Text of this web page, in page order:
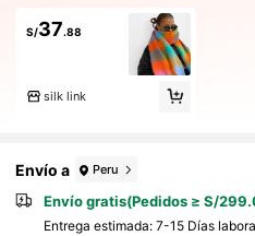
S/37.88
silk link
Envío a Peru
Envío gratis(Pedidos ≥ S/
Entrega estimada: 7-15 Días